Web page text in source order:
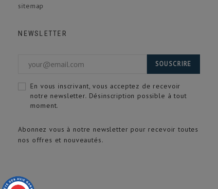
sitemap
NEWSLETTER
Abonnez vous à notre newsletter pour recevoir toutes
nos offres et nouveautés.
SOUSCRIRE
En vous inscrivant, vous acceptez de recevoir
notre newsletter. Désinscription possible à tout
moment.